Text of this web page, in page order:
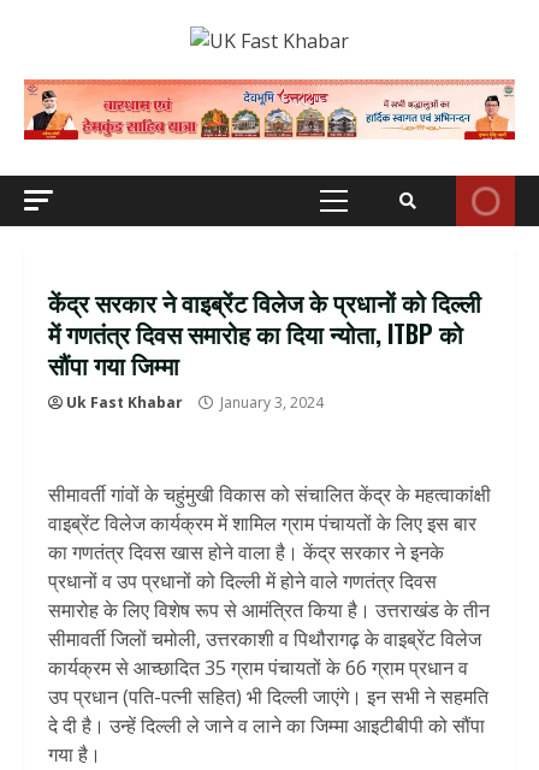
Primary
केंद्र सरकार ने वाइब्रेंट विलेज के प्रधानों को दिल्ली
में गणतंत्र दिवस समारोह का दिया न्योता, ITBP को
सौंपा गया जिम्मा
Uk Fast Khabar January 3, 2024
सीमावर्ती गांवों के चहुंमुखी विकास को संचालित केंद्र के महत्वाकांक्षी
वाइब्रेंट विलेज कार्यक्रम में शामिल ग्राम पंचायतों के लिए इस बार
का गणतंत्र दिवस खास होने वाला है। केंद्र सरकार ने इनके
प्रधानों व उप प्रधानों को दिल्ली में होने वाले गणतंत्र दिवस
समारोह के लिए विशेष रूप से आमंत्रित किया है। उत्तराखंड के तीन
सीमावर्ती जिलों चमोली, उत्तरकाशी व पिथौरागढ़ के वाइब्रेंट विलेज
कार्यक्रम से आच्छादित 35 ग्राम पंचायतों के 66 ग्राम प्रधान व
उप प्रधान (पति-पत्नी सहित) भी दिल्ली जाएंगे। इन सभी ने सहमति
दे दी है। उन्हें दिल्ली ले जाने व लाने का जिम्मा आइटीबीपी को सौंपा
गया है।